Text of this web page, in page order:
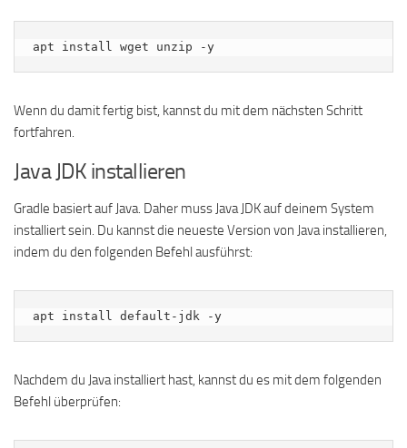
apt install wget unzip -y
Wenn du damit fertig bist, kannst du mit dem nächsten Schritt
fortfahren.
Java JDK installieren
Gradle basiert auf Java. Daher muss Java JDK auf deinem System
installiert sein. Du kannst die neueste Version von Java installieren,
indem du den folgenden Befehl ausführst:
apt install default-jdk -y
Nachdem du Java installiert hast, kannst du es mit dem folgenden
Befehl überprüfen: